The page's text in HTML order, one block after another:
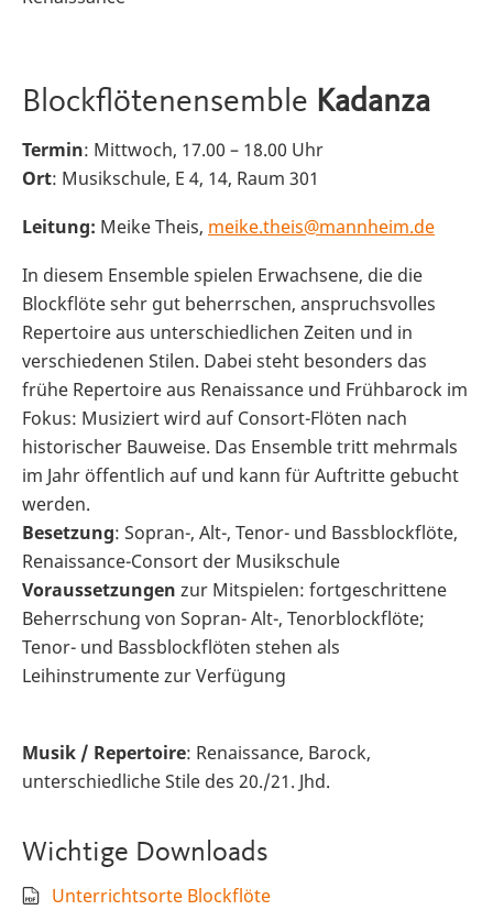
Blockflötenensemble Kadanza
Termin: Mittwoch, 17.00 – 18.00 Uhr
Ort: Musikschule, E 4, 14, Raum 301
Leitung: Meike Theis, meike.theis@mannheim.de
In diesem Ensemble spielen Erwachsene, die die
Blockflöte sehr gut beherrschen, anspruchsvolles
Repertoire aus unterschiedlichen Zeiten und in
verschiedenen Stilen. Dabei steht besonders das
frühe Repertoire aus Renaissance und Frühbarock im
Fokus: Musiziert wird auf Consort-Flöten nach
historischer Bauweise. Das Ensemble tritt mehrmals
im Jahr öffentlich auf und kann für Auftritte gebucht
werden.
Besetzung: Sopran-, Alt-, Tenor- und Bassblockflöte,
Renaissance-Consort der Musikschule
Voraussetzungen zur Mitspielen: fortgeschrittene
Beherrschung von Sopran- Alt-, Tenorblockflöte;
Tenor- und Bassblockflöten stehen als
Leihinstrumente zur Verfügung
Musik / Repertoire: Renaissance, Barock,
unterschiedliche Stile des 20./21. Jhd.
Wichtige Downloads
Unterrichtsorte Blockflöte